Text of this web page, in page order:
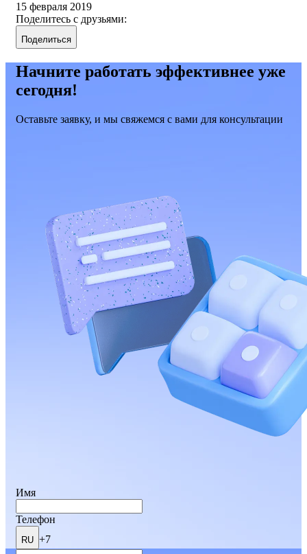
15 февраля 2019
Поделитесь с друзьями:
Поделиться
Начните работать эффективнее уже
сегодня!
Оставьте заявку, и мы свяжемся с вами для консультации
Имя
Телефон
RU +7